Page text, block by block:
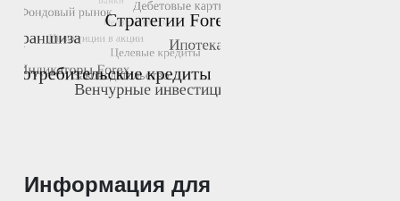
Информация для